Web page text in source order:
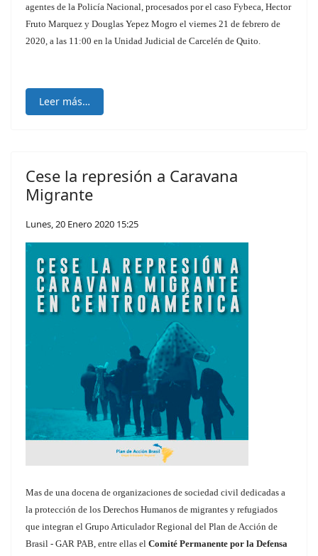
agentes de la Policía Nacional, procesados por el caso Fybeca, Hector
Fruto Marquez y Douglas Yepez Mogro el viernes 21 de febrero de
2020, a las 11:00 en la Unidad Judicial de Carcelén de Quito.
Leer más…
Cese la represión a Caravana
Migrante
Lunes, 20 Enero 2020 15:25
Mas de una docena de organizaciones de sociedad civil dedicadas a
la protección de los Derechos Humanos de migrantes y refugiados
que integran el Grupo Articulador Regional del Plan de Acción de
Brasil - GAR PAB, entre ellas el Comité Permanente por la Defensa